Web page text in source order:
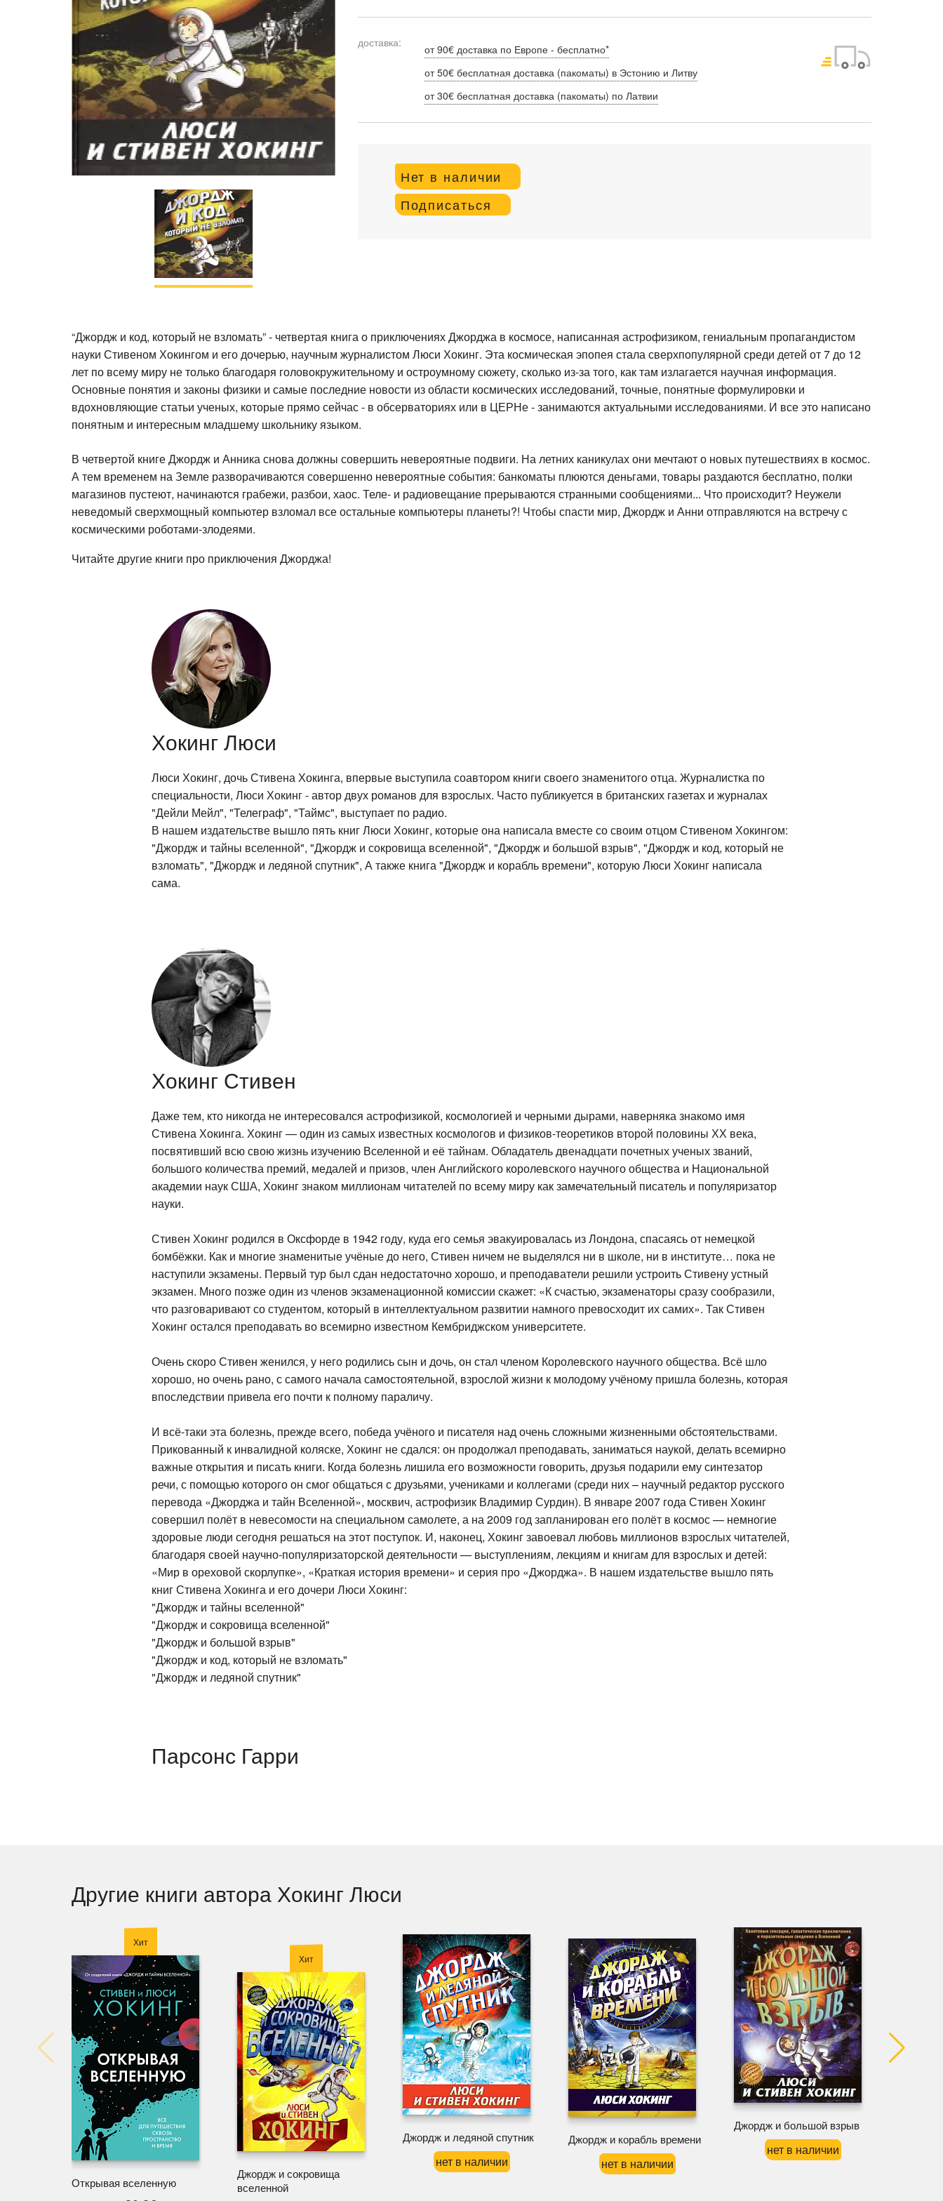
доставка:
от 90€ доставка по Европе - бесплатно*
от 50€ бесплатная доставка (пакоматы) в Эстонию и Литву
от 30€ бесплатная доставка (пакоматы) по Латвии
Нет в наличии
Подписаться
“Джордж и код, который не взломать” - четвертая книга о приключениях Джорджа в космосе, написанная астрофизиком, гениальным пропагандистом
науки Стивеном Хокингом и его дочерью, научным журналистом Люси Хокинг. Эта космическая эпопея стала сверхпопулярной среди детей от 7 до 12
лет по всему миру не только благодаря головокружительному и остроумному сюжету, сколько из-за того, как там излагается научная информация.
Основные понятия и законы физики и самые последние новости из области космических исследований, точные, понятные формулировки и
вдохновляющие статьи ученых, которые прямо сейчас - в обсерваториях или в ЦЕРНе - занимаются актуальными исследованиями. И все это написано
понятным и интересным младшему школьнику языком.
В четвертой книге Джордж и Анника снова должны совершить невероятные подвиги. На летних каникулах они мечтают о новых путешествиях в космос.
А тем временем на Земле разворачиваются совершенно невероятные события: банкоматы плюются деньгами, товары раздаются бесплатно, полки
магазинов пустеют, начинаются грабежи, разбои, хаос. Теле- и радиовещание прерываются странными сообщениями... Что происходит? Неужели
неведомый сверхмощный компьютер взломал все остальные компьютеры планеты?! Чтобы спасти мир, Джордж и Анни отправляются на встречу с
космическими роботами-злодеями.
Читайте другие книги про приключения Джорджа!
Хокинг Люси
Люси Хокинг, дочь Стивена Хокинга, впервые выступила соавтором книги своего знаменитого отца. Журналистка по
специальности, Люси Хокинг - автор двух романов для взрослых. Часто публикуется в британских газетах и журналах
"Дейли Мейл", "Телеграф", "Таймс", выступает по радио.
В нашем издательстве вышло пять книг Люси Хокинг, которые она написала вместе со своим отцом Стивеном Хокингом:
"Джордж и тайны вселенной", "Джордж и сокровища вселенной", "Джордж и большой взрыв", "Джордж и код, который не
взломать", "Джордж и ледяной спутник", А также книга "Джордж и корабль времени", которую Люси Хокинг написала
сама.
Хокинг Стивен
Даже тем, кто никогда не интересовался астрофизикой, космологией и черными дырами, наверняка знакомо имя
Стивена Хокинга. Хокинг — один из самых известных космологов и физиков-теоретиков второй половины ХХ века,
посвятивший всю свою жизнь изучению Вселенной и её тайнам. Обладатель двенадцати почетных ученых званий,
большого количества премий, медалей и призов, член Английского королевского научного общества и Национальной
академии наук США, Хокинг знаком миллионам читателей по всему миру как замечательный писатель и популяризатор
науки.
Стивен Хокинг родился в Оксфорде в 1942 году, куда его семья эвакуировалась из Лондона, спасаясь от немецкой
бомбёжки. Как и многие знаменитые учёные до него, Стивен ничем не выделялся ни в школе, ни в институте… пока не
наступили экзамены. Первый тур был сдан недостаточно хорошо, и преподаватели решили устроить Стивену устный
экзамен. Много позже один из членов экзаменационной комиссии скажет: «К счастью, экзаменаторы сразу сообразили,
что разговаривают со студентом, который в интеллектуальном развитии намного превосходит их самих». Так Стивен
Хокинг остался преподавать во всемирно известном Кембриджском университете.
Очень скоро Стивен женился, у него родились сын и дочь, он стал членом Королевского научного общества. Всё шло
хорошо, но очень рано, с самого начала самостоятельной, взрослой жизни к молодому учёному пришла болезнь, которая
впоследствии привела его почти к полному параличу.
И всё-таки эта болезнь, прежде всего, победа учёного и писателя над очень сложными жизненными обстоятельствами.
Прикованный к инвалидной коляске, Хокинг не сдался: он продолжал преподавать, заниматься наукой, делать всемирно
важные открытия и писать книги. Когда болезнь лишила его возможности говорить, друзья подарили ему синтезатор
речи, с помощью которого он смог общаться с друзьями, учениками и коллегами (среди них – научный редактор русского
перевода «Джорджа и тайн Вселенной», москвич, астрофизик Владимир Сурдин). В январе 2007 года Стивен Хокинг
совершил полёт в невесомости на специальном самолете, а на 2009 год запланирован его полёт в космос — немногие
здоровые люди сегодня решаться на этот поступок. И, наконец, Хокинг завоевал любовь миллионов взрослых читателей,
благодаря своей научно-популяризаторской деятельности — выступлениям, лекциям и книгам для взрослых и детей:
«Мир в ореховой скорлупке», «Краткая история времени» и серия про «Джорджа». В нашем издательстве вышло пять
книг Стивена Хокинга и его дочери Люси Хокинг:
"Джордж и тайны вселенной"
"Джордж и сокровища вселенной"
"Джордж и большой взрыв"
"Джордж и код, который не взломать"
"Джордж и ледяной спутник"
Парсонс Гарри
Другие книги автора Хокинг Люси
Хит
Открывая вселенную
Хит
Джордж и сокровища
вселенной
Джордж и ледяной спутник
нет в наличии
Джордж и корабль времени
нет в наличии
Джордж и большой взрыв
нет в наличии